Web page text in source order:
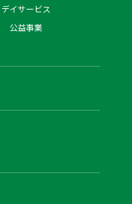
デイサービス
公益事業